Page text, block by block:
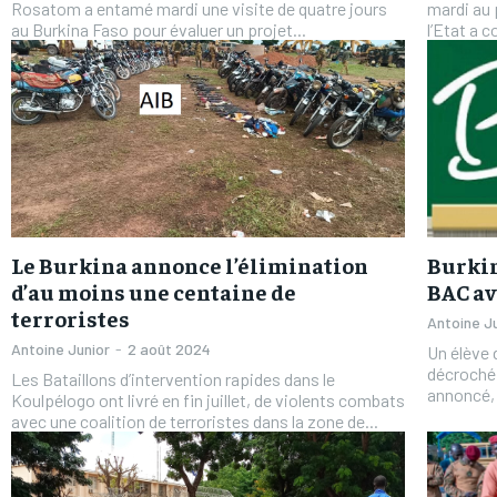
FOREVER
/ forever
Sign up with just an email address
get access to this tier
FOREVER
/ forever
Sign up with just an email address
get access to this tier
Rosatom a entamé mardi une visite de quatre jours
au Burkina Faso pour évaluer un projet...
mardi au
l’Etat a
Le Burkina annonce l’élimination
d’au moins une centaine de
terroristes
Antoine Junior - 2 août 2024
Les Bataillons d’intervention rapides dans le
Koulpélogo ont livré en fin juillet, de violents combats
avec une coalition de terroristes dans la zone de...
BAC
Antoine
Un élève